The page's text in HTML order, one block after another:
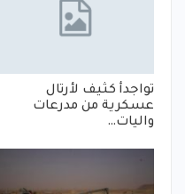
تواجدأ كثيف لأرتال
عسكرية من مدرعات
واليات…